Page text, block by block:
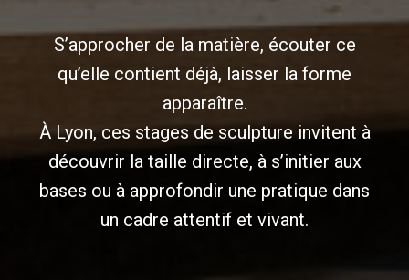
S’approcher de la matière, écouter ce
qu’elle contient déjà, laisser la forme
apparaître.
À Lyon, ces stages de sculpture invitent à
découvrir la taille directe, à s’initier aux
bases ou à approfondir une pratique dans
un cadre attentif et vivant.